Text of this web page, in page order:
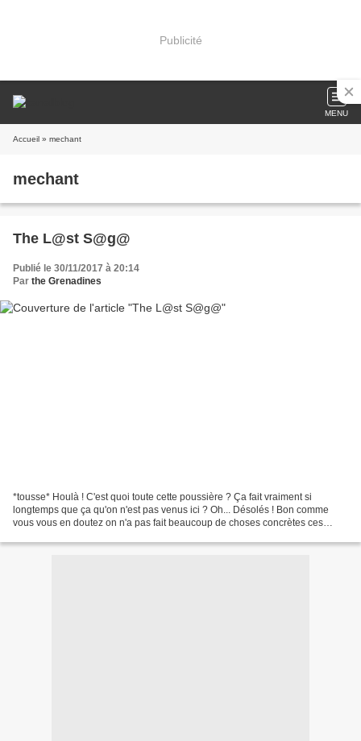
Publicité
MENU
Accueil » mechant
mechant
The L@st S@g@
Publié le 30/11/2017 à 20:14
Par the Grenadines
*tousse* Houlà ! C'est quoi toute cette poussière ? Ça fait vraiment si
longtemps que ça qu'on n'est pas venus ici ? Oh... Désolés ! Bon comme
vous vous en doutez on n'a pas fait beaucoup de choses concrètes ces